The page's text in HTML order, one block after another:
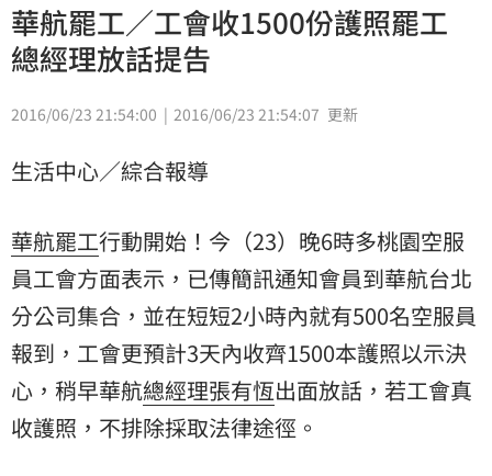
華航罷工／工會收1500份護照罷工
總經理放話提告
2016/06/23 21:54:00 2016/06/23 21:54:07 更新
生活中心／綜合報導
華航罷工行動開始！今（23）晚6時多桃園空服
員工會方面表示，已傳簡訊通知會員到華航台北
分公司集合，並在短短2小時內就有500名空服員
報到，工會更預計3天內收齊1500本護照以示決
心，稍早華航總經理張有恆出面放話，若工會真
收護照，不排除採取法律途徑。